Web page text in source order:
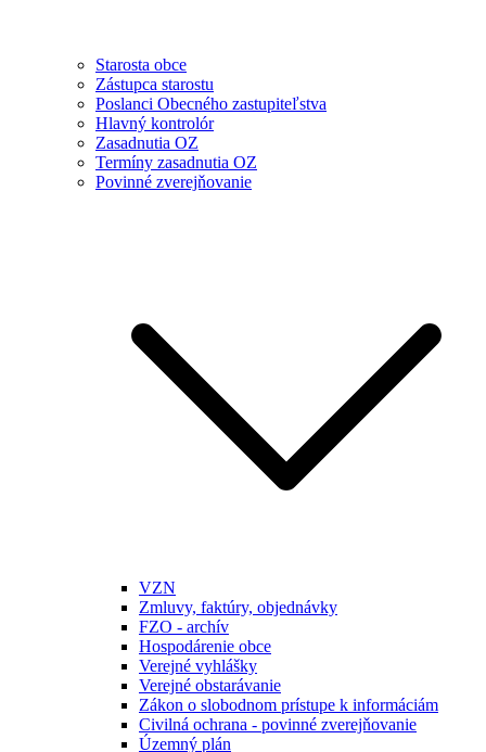
Starosta obce
Zástupca starostu
Poslanci Obecného zastupiteľstva
Hlavný kontrolór
Zasadnutia OZ
Termíny zasadnutia OZ
Povinné zverejňovanie
VZN
Zmluvy, faktúry, objednávky
FZO - archív
Hospodárenie obce
Verejné vyhlášky
Verejné obstarávanie
Zákon o slobodnom prístupe k informáciám
Civilná ochrana - povinné zverejňovanie
Územný plán